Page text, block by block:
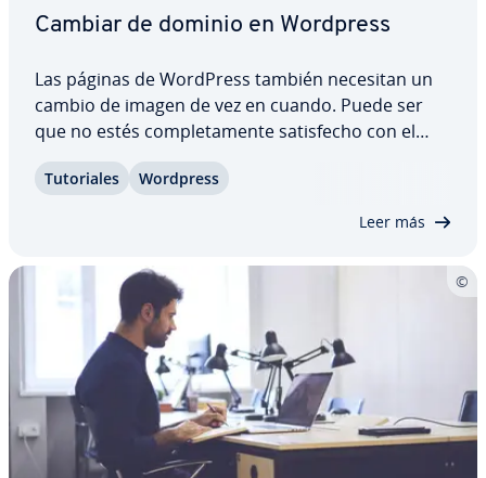
Cambiar de dominio en Wordpress
Las páginas de WordPress también necesitan un
cambio de imagen de vez en cuando. Puede ser
que no estés co­m­ple­ta­me­n­te sa­ti­s­fe­cho con el
diferente, o que el nombre del dominio no se
Tu­to­ria­les Wordpress
Leer más